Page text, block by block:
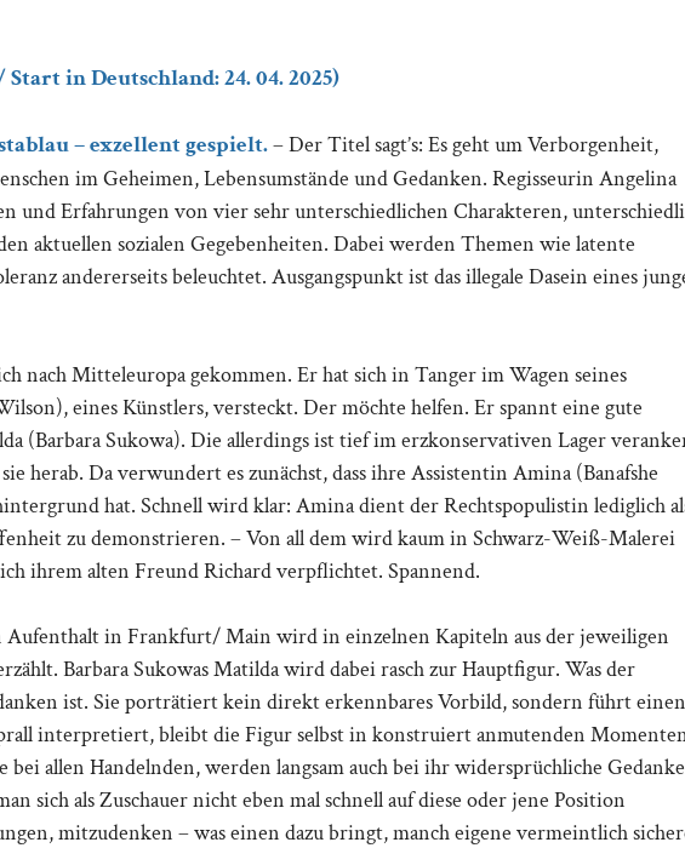
in Deutschland: 24. 04. 2025)
– exzellent gespielt.– Der Titel sagt’s: Es geht um Verborgenheit,
im Geheimen, Lebensumstände und Gedanken. Regisseurin Angelina
und Erfahrungen von vier sehr unterschiedlichen Charakteren,
aktuellen sozialen Gegebenheiten. Dabei werden Themen wie latente
andererseits beleuchtet. Ausgangspunkt ist das illegale Dasein eines
nach Mitteleuropa gekommen. Er hat sich in Tanger im Wagen seines
eines Künstlers, versteckt. Der möchte helfen. Er spannt eine gute
(Barbara Sukowa). Die allerdings ist tief im erzkonservativen Lager
herab. Da verwundert es zunächst, dass ihre Assistentin Amina (Banafshe
hat. Schnell wird klar: Amina dient der Rechtspopulistin lediglich
zu demonstrieren. – Von all dem wird kaum in Schwarz-Weiß-Malerei
ihrem alten Freund Richard verpflichtet. Spannend.
Aufenthalt in Frankfurt/ Main wird in einzelnen Kapiteln aus der jeweiligen
Barbara Sukowas Matilda wird dabei rasch zur Hauptfigur. Was der
ist. Sie porträtiert kein direkt erkennbares Vorbild, sondern führt einen
interpretiert, bleibt die Figur selbst in konstruiert anmutenden
allen Handelnden, werden langsam auch bei ihr widersprüchliche
sich als Zuschauer nicht eben mal schnell auf diese oder jene Position
mitzudenken – was einen dazu bringt, manch eigene vermeintlich